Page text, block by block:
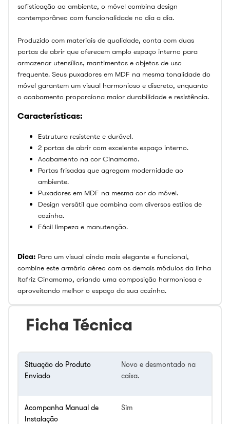
sofisticação ao ambiente, o móvel combina design
contemporâneo com funcionalidade no dia a dia.
Produzido com materiais de qualidade, conta com duas
portas de abrir que oferecem amplo espaço interno para
armazenar utensílios, mantimentos e objetos de uso
frequente. Seus puxadores em MDF na mesma tonalidade do
móvel garantem um visual harmonioso e discreto, enquanto
o acabamento proporciona maior durabilidade e resistência.
Características:
Estrutura resistente e durável.
2 portas de abrir com excelente espaço interno.
Acabamento na cor Cinamomo.
Portas frisadas que agregam modernidade ao
ambiente.
Puxadores em MDF na mesma cor do móvel.
Design versátil que combina com diversos estilos de
cozinha.
Fácil limpeza e manutenção.
Dica: Para um visual ainda mais elegante e funcional,
combine este armário aéreo com os demais módulos da linha
Itafriz Cinamomo, criando uma composição harmoniosa e
aproveitando melhor o espaço da sua cozinha.
Ficha Técnica
Situação do Produto
Enviado
Novo e desmontado na
caixa.
Acompanha Manual de
Instalação
Sim